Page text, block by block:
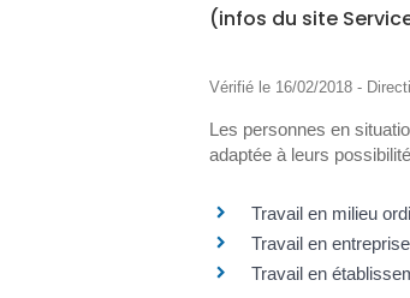
(infos du site
Vérifié le 16/02/2018 -
Les personnes en
adaptée à leurs
Travail en milieu
Travail en
Travail en